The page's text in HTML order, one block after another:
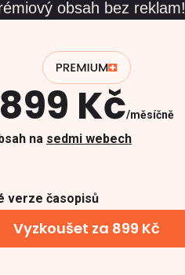
obsah bez reklam!
899 Kč měsíčně
na sedmi webech
verze časopisů
Vyzkoušet za 899 Kč